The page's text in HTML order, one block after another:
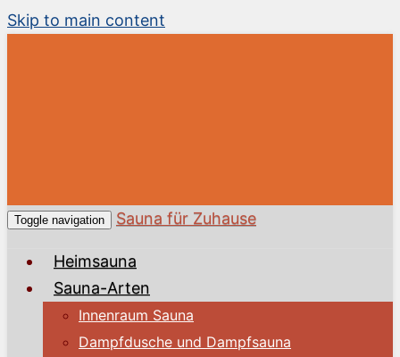
Skip to main content
Toggle navigation Sauna für Zuhause
Heimsauna
Sauna-Arten
Innenraum Sauna
Dampfdusche und Dampfsauna